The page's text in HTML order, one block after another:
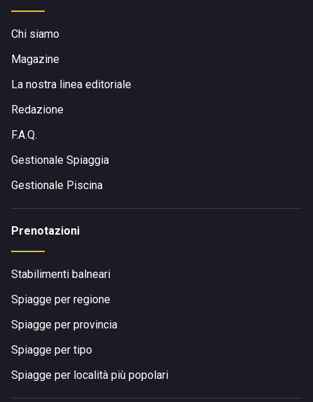
Chi siamo
Magazine
La nostra linea editoriale
Redazione
F.A.Q.
Gestionale Spiaggia
Gestionale Piscina
Prenotazioni
Stabilimenti balneari
Spiagge per regione
Spiagge per provincia
Spiagge per tipo
Spiagge per località più popolari